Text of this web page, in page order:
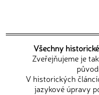
Všechny
Zveřejňujeme je
V historických
jazykové úpravy